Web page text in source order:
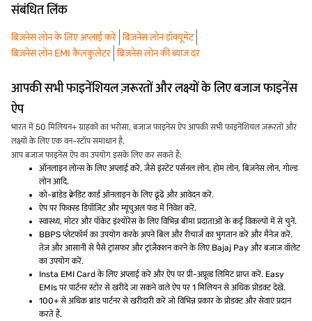
संबंधित लिंक
बिज़नेस लोन के लिए अप्लाई करें बिज़नेस लोन डॉक्यूमेंट
बिज़नेस लोन EMI कैलकुलेटर बिज़नेस लोन की ब्याज दर
आपकी सभी फाइनेंशियल ज़रूरतों और लक्ष्यों के लिए बजाज फाइनेंस
ऐप
भारत में 50 मिलियन+ ग्राहकों का भरोसा, बजाज फाइनेंस ऐप आपकी सभी फाइनेंशियल ज़रूरतों और
लक्ष्यों के लिए एक वन-स्टॉप समाधान है.
आप बजाज फाइनेंस ऐप का उपयोग इसके लिए कर सकते हैं:
ऑनलाइन लोन्स के लिए अप्लाई करें, जैसे इंस्टेंट पर्सनल लोन, होम लोन, बिज़नेस लोन, गोल्ड
लोन आदि.
को-ब्रांडेड क्रेडिट कार्ड ऑनलाइन के लिए ढूंढें और आवेदन करें.
ऐप पर फिक्स्ड डिपॉज़िट और म्यूचुअल फंड में निवेश करें.
स्वास्थ्य, मोटर और पॉकेट इंश्योरेंस के लिए विभिन्न बीमा प्रदाताओं के कई विकल्पों में से चुनें.
BBPS प्लेटफॉर्म का उपयोग करके अपने बिल और रीचार्ज का भुगतान करें और मैनेज करें.
तेज़ और आसानी से पैसे ट्रांसफर और ट्रांज़ैक्शन करने के लिए Bajaj Pay और बजाज वॉलेट
का उपयोग करें.
Insta EMI Card के लिए अप्लाई करें और ऐप पर प्री-अप्रूव्ड लिमिट प्राप्त करें. Easy
EMIs पर पार्टनर स्टोर से खरीदे जा सकने वाले ऐप पर 1 मिलियन से अधिक प्रोडक्ट देखें.
100+ से अधिक ब्रांड पार्टनर से खरीदारी करें जो विभिन्न प्रकार के प्रोडक्ट और सेवाएं प्रदान
करते हैं.